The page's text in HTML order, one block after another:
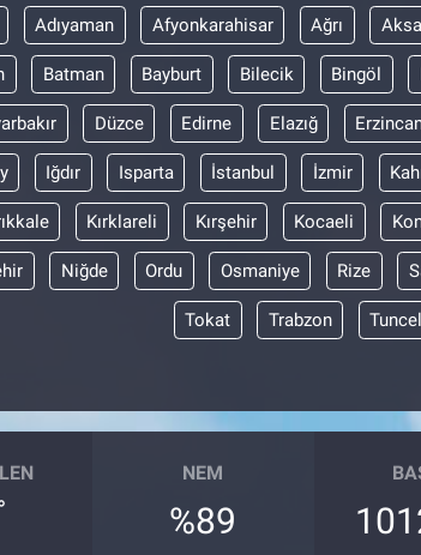
Adıyaman Afyonkarahisar Ağrı
Batman Bayburt Bilecik Bingöl
Düzce Edirne Elazığ
Iğdır Isparta İstanbul İzmir
Kırklareli Kırşehir Kocaeli
Niğde Ordu Osmaniye Rize
Tokat Trabzon
NEM
%89